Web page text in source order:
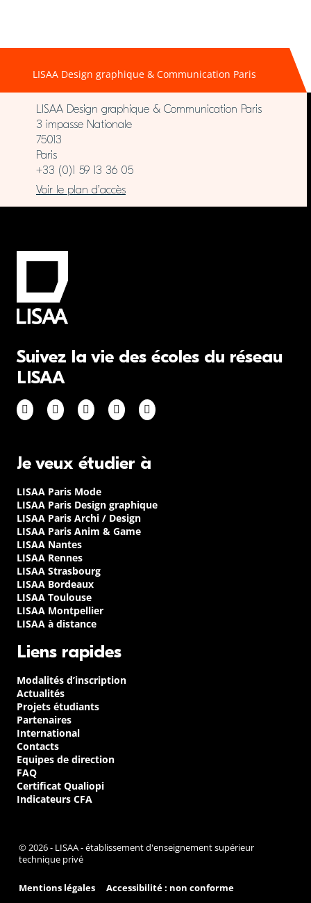
LISAA Design graphique & Communication Paris
LISAA Design graphique & Communication Paris
3 impasse Nationale
75013
Paris
+33 (0)1 59 13 36 05
Voir le plan d’accès
Suivez la vie des écoles du réseau
LISAA
Je veux étudier à
LISAA Paris Mode
LISAA Paris Design graphique
LISAA Paris Archi / Design
LISAA Paris Anim & Game
LISAA Nantes
LISAA Rennes
LISAA Strasbourg
LISAA Bordeaux
LISAA Toulouse
LISAA Montpellier
LISAA à distance
Liens rapides
Modalités d’inscription
Actualités
Projets étudiants
Partenaires
International
Contacts
Equipes de direction
FAQ
Certificat Qualiopi
Indicateurs CFA
© 2026 - LISAA - établissement d'enseignement supérieur
technique privé
Mentions légales Accessibilité : non conforme